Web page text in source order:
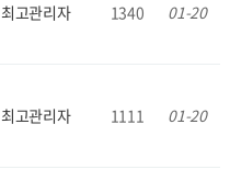
최고관리자 1340 01-20
최고관리자 1111 01-20